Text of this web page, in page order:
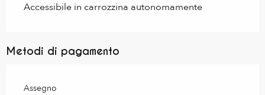
Accessibile in carrozzina autonomamente
Metodi di pagamento
Assegno